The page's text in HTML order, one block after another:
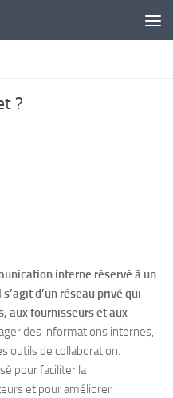
?
interne réservé à un
d’un réseau privé qui
aux fournisseurs et aux
des informations internes,
outils de collaboration.
pour faciliter la
et pour améliorer